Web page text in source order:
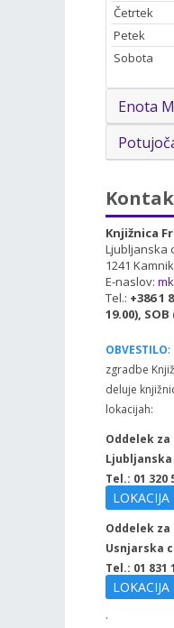
Četrtek
Petek
Sobota
Enota
Knjižnica
Ljubljanska
1241 Kamnik
E-naslov:
Tel.: +386 1
19.00), SOB
OBVESTILO
zgradbe
deluje
lokacijah:
Oddelek
Tel.: 01 320
LOKACIJA
Oddelek
Usnjarska
Tel.: 01 831
LOKACIJA
.